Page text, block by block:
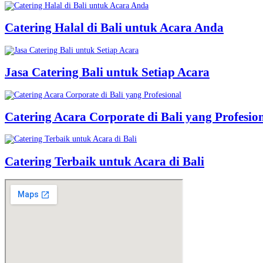
Catering Halal di Bali untuk Acara Anda
Jasa Catering Bali untuk Setiap Acara
Catering Acara Corporate di Bali yang
Catering Terbaik untuk Acara di Bali